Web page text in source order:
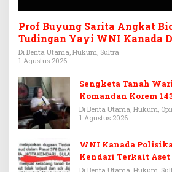
Prof Buyung Sarita Angkat
Tudingan Yayi WNI Kanada
Rp3,6 Miliar
Di Berita Utama, Hukum, Sultra
1 Agustus 2026
Sengketa Tanah
Komandan Korem
Warisan Menjadi
Di Berita Utama, Hukum,
1 Agustus 2026
WNI Kanada
Kendari Terkait
Di Berita Utama, Hukum,